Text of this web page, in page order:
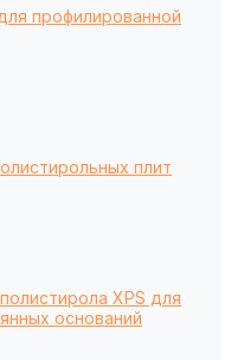
профилированной
плит
XPS для
оснований